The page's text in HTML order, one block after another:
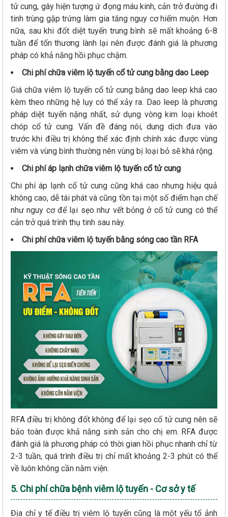
tử cung, gây hiện tượng ứ đọng máu kinh, cản trở đường đi
tinh trùng gặp trứng làm gia tăng nguy cơ hiếm muộn. Hơn
nữa, sau khi đốt diệt tuyến trung bình sẽ mất khoảng 6-8
tuần để tổn thương lành lại nên được đánh giá là phương
pháp có khả năng hồi phục chậm.
Chi phí chữa viêm lộ tuyến cổ tử cung bằng dao Leep
Giá chữa viêm lộ tuyến cổ tử cung bằng dao leep khá cao
kèm theo những hệ lụy có thể xảy ra. Dao leep là phương
pháp diệt tuyến nặng nhất, sử dụng vòng kim loại khoét
chóp cổ tử cung. Vấn đề đáng nói, dung dịch đưa vào
trước khi điều trị không thể xác định chính xác được vùng
viêm và vùng bình thường nên vùng bị loại bỏ sẽ khá rộng.
Chi phí áp lạnh chữa viêm lộ tuyến cổ tử cung
Chi phí áp lạnh cổ tử cung cũng khá cao nhưng hiệu quả
không cao, dễ tái phát và cũng tồn tại một số điểm hạn chế
như nguy cơ để lại sẹo như vết bỏng ở cổ tử cung có thể
cản trở quá trình thụ tinh sau này.
Chi phí chữa viêm lộ tuyến bằng sóng cao tần RFA
RFA điều trị không đốt không để lại sẹo cổ tử cung nên sẽ
bảo toàn được khả năng sinh sản cho chị em. RFA được
đánh giá là phương pháp có thời gian hồi phục nhanh chỉ từ
2-3 tuần, quá trình điều trị chỉ mất khoảng 2-3 phút có thể
về luôn không cần nằm viện.
5. Chi phí chữa bệnh viêm lộ tuyến - Cơ sở y tế
Địa chỉ y tế điều trị viêm lộ tuyến cũng là một yếu tố ảnh